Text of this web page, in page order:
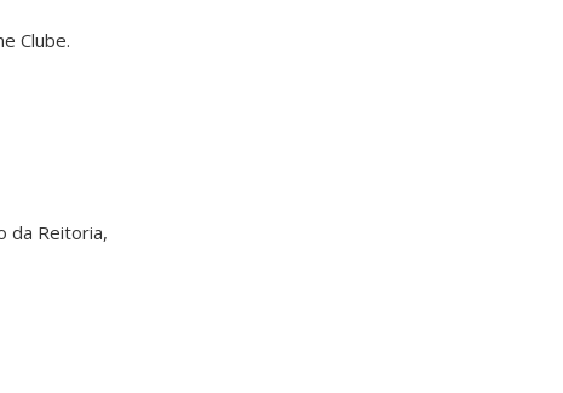
Clube.
da Reitoria,